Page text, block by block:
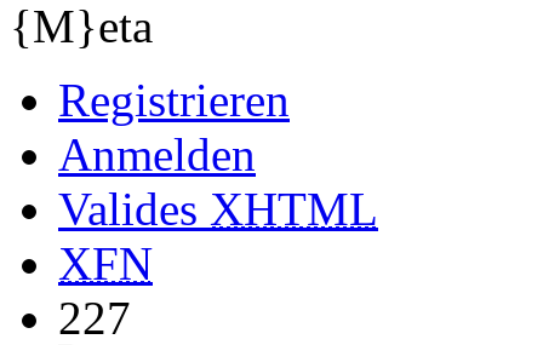
{M}eta
Registrieren
Anmelden
Valides XHTML
XFN
227